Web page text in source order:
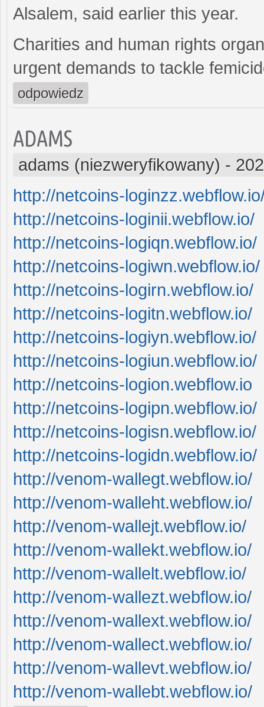
Alsalem, said earlier this year.
Charities and human rights
urgent demands to tackle
odpowiedz
ADAMS
adams (niezweryfikowany) -
http://netcoins-
http://netcoins-loginii.webflow.io/
http://netcoins-logiqn.webflow.io/
http://netcoins-logiwn.webflow.io/
http://netcoins-logirn.webflow.io/
http://netcoins-logitn.webflow.io/
http://netcoins-logiyn.webflow.io/
http://netcoins-logiun.webflow.io/
http://netcoins-logion.webflow.io
http://netcoins-logipn.webflow.io/
http://netcoins-logisn.webflow.io/
http://netcoins-logidn.webflow.io/
http://venom-wallegt.webflow.io/
http://venom-walleht.webflow.io/
http://venom-wallejt.webflow.io/
http://venom-wallekt.webflow.io/
http://venom-wallelt.webflow.io/
http://venom-wallezt.webflow.io/
http://venom-wallext.webflow.io/
http://venom-wallect.webflow.io/
http://venom-wallevt.webflow.io/
http://venom-wallebt.webflow.io/